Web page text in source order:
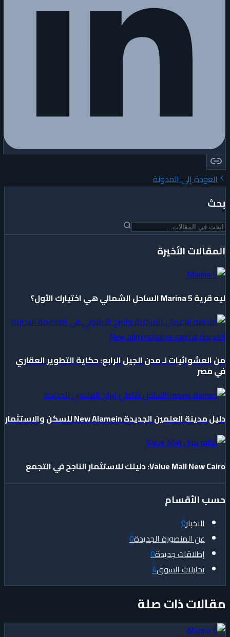
العودة إلى المدونة
بحث
المقالات الأخيرة
ليه قرية Marina 5 الساحل الشمالي هي اختيارك الأول؟
من العشوائيات لـ مدن الجيل الرابع: حكاية التطوير العقاري
في مصر
دليل مدينة العلمين الجديدة New Alamein للسكن والاستثمار
Value Mall New Cairo: دليلك للاستثمار الناجح في التجمع
حسب الأقسام
الاخبار0
عن المنصورة الجديدة0
إطلاقات جديدة0
تحليلات السوق4
مقالات ذات صلة